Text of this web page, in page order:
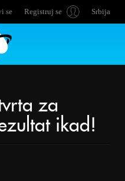
se Registruj se Srbija
za
ikad!